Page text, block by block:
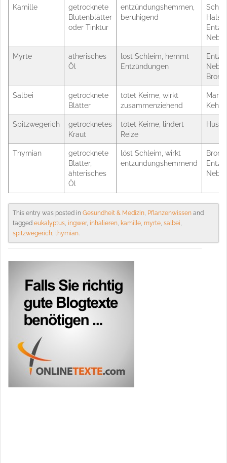
Kamille
getrocknete
Blütenblätter
oder Tinktur
entzündungshemmen,
beruhigend
Myrte
ätherisches
Öl
löst Schleim, hemmt
Entzündungen
Salbei
getrocknete
Blätter
tötet Keime, wirkt
zusammenziehend
Spitzwegerich
getrocknetes
Kraut
tötet Keime, lindert
Reize
Thymian
getrocknete
Blätter,
ähterisches
Öl
löst Schleim, wirkt
entzündungshemmend
This entry was posted in Gesundheit & Medizin, Pflanzenwissen and
tagged eukalyptus, ingwer, inhalieren, kamille, myrte, salbei,
spitzwegerich, thymian.